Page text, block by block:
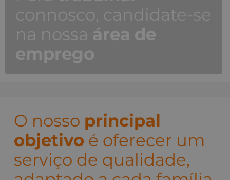
connosco, candidate-se
na nossa área de
emprego
O nosso principal
objetivo é oferecer um
serviço de qualidade,